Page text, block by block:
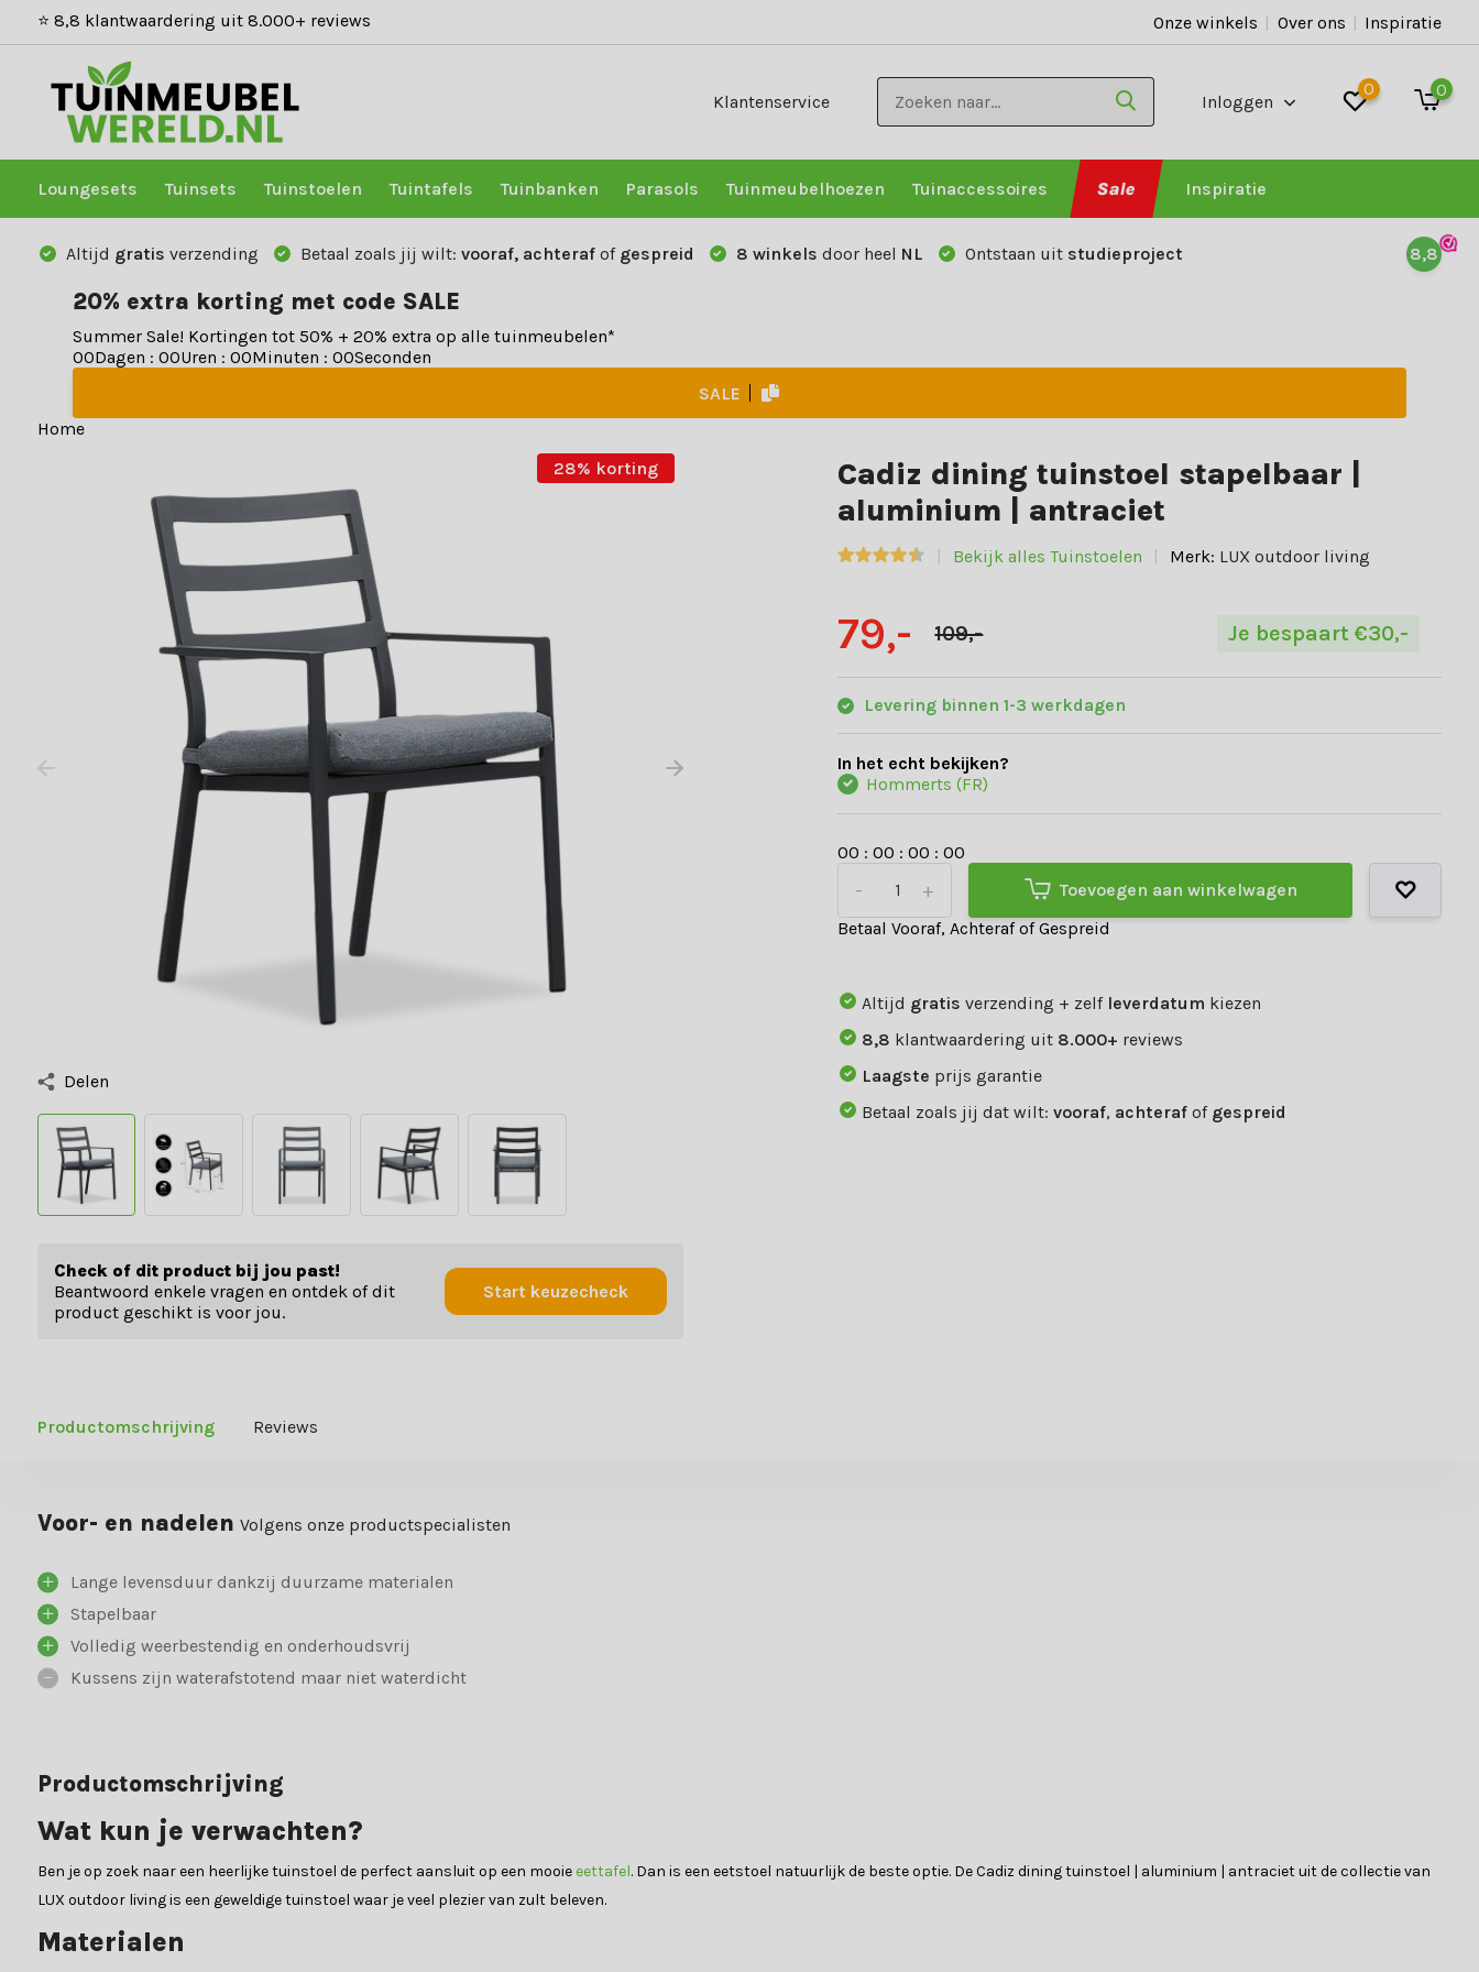
⭐ 8,8 klantwaardering uit 8.000+ reviews Onze winkels | Over ons | Inspiratie
Klantenservice Inloggen
0 0
Loungesets Tuinsets Tuinstoelen Tuintafels Tuinbanken Parasols Tuinmeubelhoezen Tuinaccessoires Sale Inspiratie
Altijd gratis verzending Betaal zoals jij wilt: vooraf, achteraf of gespreid 8 winkels door heel NL Ontstaan uit studieproject 8,8
20% extra korting met code SALE
Summer Sale! Kortingen tot 50% + 20% extra op alle tuinmeubelen*
00Dagen : 00Uren : 00Minuten : 00Seconden
SALE
Home
28% korting
Delen
Check of dit product bij jou past!
Beantwoord enkele vragen en ontdek of dit
product geschikt is voor jou.
Start keuzecheck
Cadiz dining tuinstoel stapelbaar |
aluminium | antraciet
Bekijk alles Tuinstoelen Merk: LUX outdoor living
79,- 109,- Je bespaart €30,-
Levering binnen 1-3 werkdagen
In het echt bekijken?
Hommerts (FR)
00 :00 :00 :00
+
-
Toevoegen aan winkelwagen
Betaal Vooraf, Achteraf of Gespreid
Altijd gratisverzending + zelf leverdatum kiezen
8,8 klantwaardering uit 8.000+ reviews
Laagste prijs garantie
Betaal zoals jij dat wilt:vooraf, achteraf of gespreid
Productomschrijving Reviews
Voor- en nadelen Volgens onze productspecialisten
Lange levensduur dankzij duurzame materialen
Stapelbaar
Volledig weerbestendig en onderhoudsvrij
Kussens zijn waterafstotend maar niet waterdicht
Productomschrijving
Wat kun je verwachten?
Ben je op zoek naar een heerlijke tuinstoel de perfect aansluit op een mooie eettafel. Dan is een eetstoel natuurlijk de beste optie. De Cadiz dining tuinstoel | aluminium | antraciet uit de collectie van
LUX outdoor living is een geweldige tuinstoel waar je veel plezier van zult beleven.
Materialen